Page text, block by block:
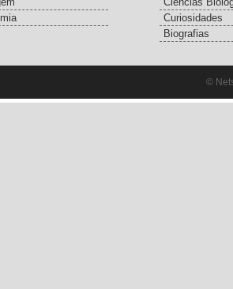
Curiosidades
Biografias
©